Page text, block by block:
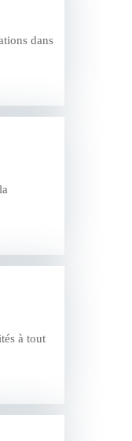
dans
à tout